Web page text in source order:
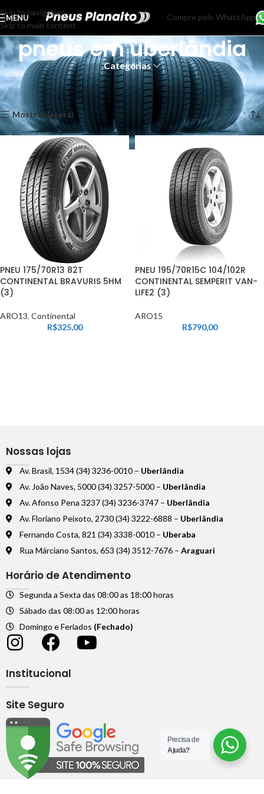
Skip to navigation
Skip to main content
MENU Compre pelo WhatsApp
pneus em uberlândia
Categorias
Início Produtos marcados com a tag “pneus em uberlândia”
Mostrando todos os 2 resultados
Mostrar lateral
PNEU 175/70R13 82T
CONTINENTAL BRAVURIS 5HM
(3)
ARO13, Continental
R$325,00
PNEU 195/70R15C 104/102R
CONTINENTAL SEMPERIT VAN-
LIFE2 (3)
ARO15
R$790,00
Nossas lojas
Av. Brasil, 1534 (34) 3236-0010 – Uberlândia
Av. João Naves, 5000 (34) 3257-5000 – Uberlândia
Av. Afonso Pena 3237 (34) 3236-3747 – Uberlândia
Av. Floriano Peixoto, 2730 (34) 3222-6888 – Uberlândia
Fernando Costa, 821 (34) 3338-0010 – Uberaba
Rua Márciano Santos, 653 (34) 3512-7676 – Araguari
Horário de Atendimento
Segunda a Sexta das 08:00 as 18:00 horas
Sábado das 08:00 as 12:00 horas
Domingo e Feriados (Fechado)
Institucional
Site Seguro
Precisa de
Ajuda?